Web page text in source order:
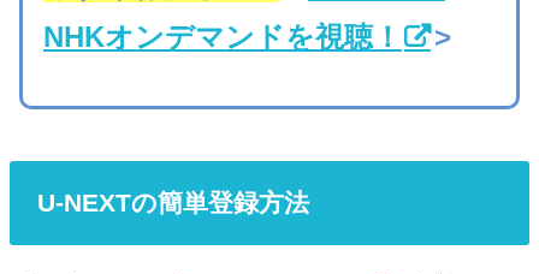
NHKオンデマンドを視聴！
>
U-NEXTの簡単登録方法